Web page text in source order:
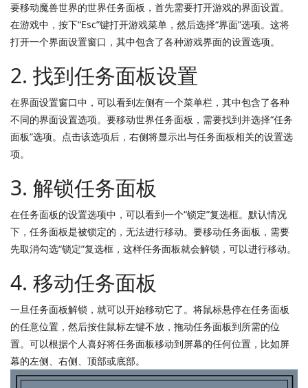
要移动魔兽世界的世界任务面板，首先需要打开游戏的界面设置。
在游戏中，按下“Esc”键打开游戏菜单，然后选择“界面”选项。这将
打开一个界面设置窗口，其中包含了各种游戏界面的设置选项。
2. 找到任务面板设置
在界面设置窗口中，可以看到左侧有一个菜单栏，其中包含了各种
不同的界面设置选项。要移动世界任务面板，需要找到并选择“任务
面板”选项。点击该选项后，右侧将显示出与任务面板相关的设置选
项。
3. 解锁任务面板
在任务面板的设置选项中，可以看到一个“锁定”复选框。默认情况
下，任务面板是被锁定的，无法进行移动。要移动任务面板，需要
先取消勾选“锁定”复选框，这样任务面板就会解锁，可以进行移动。
4. 移动任务面板
一旦任务面板解锁，就可以开始移动它了。将鼠标悬停在任务面板
的任意位置，然后按住鼠标左键不放，拖动任务面板到所需的位
置。可以根据个人喜好将任务面板移动到屏幕的任何位置，比如屏
幕的左侧、右侧、顶部或底部。